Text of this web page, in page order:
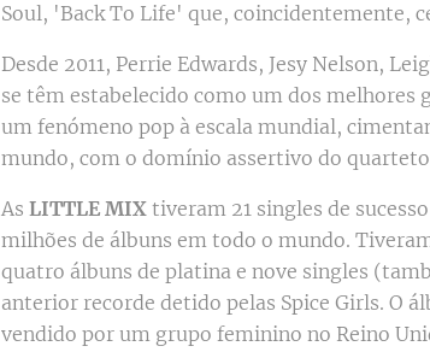
Soul, 'Back To Life' que, coincidentemente,
Desde 2011, Perrie Edwards, Jesy Nelson,
se têm estabelecido como um dos
um fenómeno pop à escala mundial,
mundo, com o domínio assertivo do
As LITTLE MIX tiveram 21 singles de
milhões de álbuns em todo o mundo.
quatro álbuns de platina e nove singles
anterior recorde detido pelas Spice Girls. O
vendido por um grupo feminino no Reino